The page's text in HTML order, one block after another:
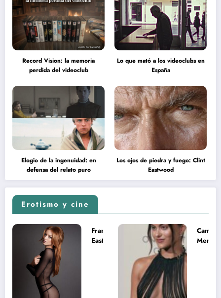
Record Vision: la memoria
perdida del videoclub
Lo que mató a los videoclubs en
España
Elogio de la ingenuidad: en
defensa del relato puro
Los ojos de piedra y fuego: Clint
Eastwood
Erotismo y cine
Francesca
Eastwood y
Camila
Mendes